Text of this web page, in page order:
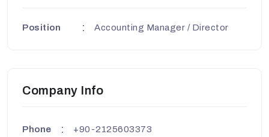
Position Accounting Manager / Director
Company Info
Phone +90-2125603373